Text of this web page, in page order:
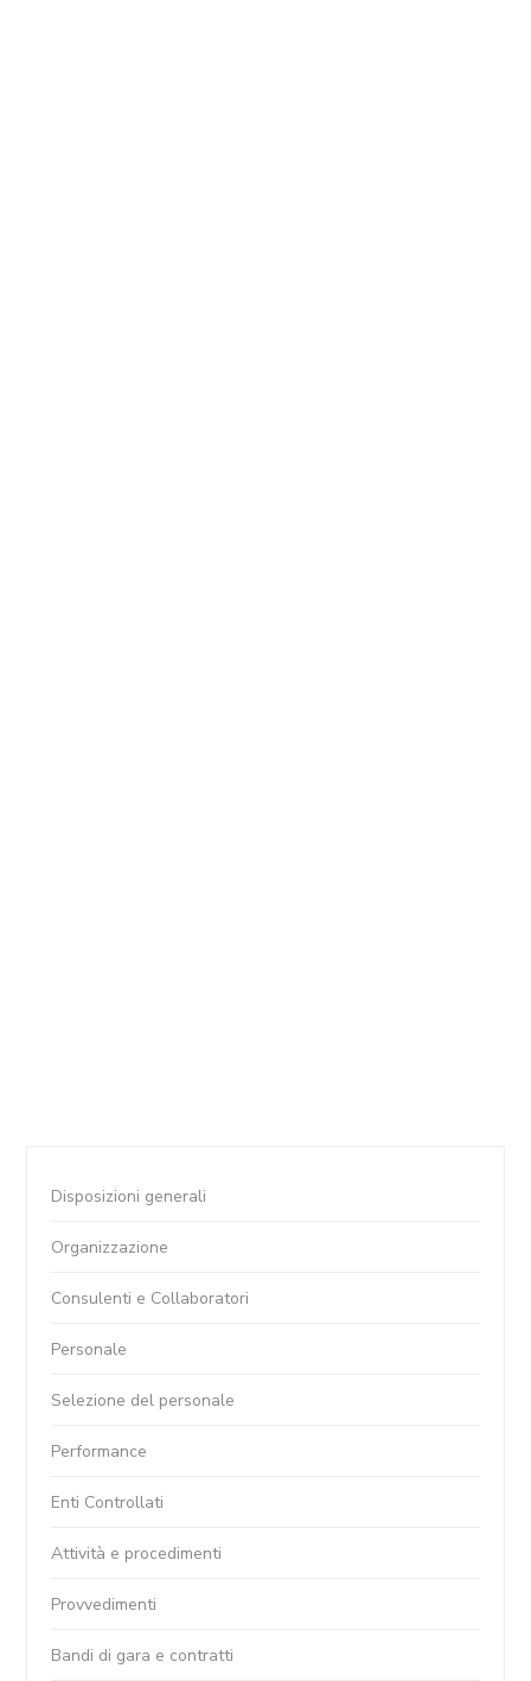
Disposizioni generali
Organizzazione
Consulenti e Collaboratori
Personale
Selezione del personale
Performance
Enti Controllati
Attività e procedimenti
Provvedimenti
Bandi di gara e contratti